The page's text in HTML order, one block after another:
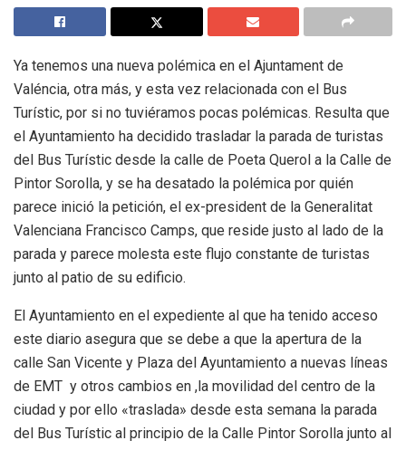
Ya tenemos una nueva polémica en el Ajuntament de
Valéncia, otra más, y esta vez relacionada con el Bus
Turístic, por si no tuviéramos pocas polémicas. Resulta que
el Ayuntamiento ha decidido trasladar la parada de turistas
del Bus Turístic desde la calle de Poeta Querol a la Calle de
Pintor Sorolla, y se ha desatado la polémica por quién
parece inició la petición, el ex-president de la Generalitat
Valenciana Francisco Camps, que reside justo al lado de la
parada y parece molesta este flujo constante de turistas
junto al patio de su edificio.
El Ayuntamiento en el expediente al que ha tenido acceso
este diario asegura que se debe a que la apertura de la
calle San Vicente y Plaza del Ayuntamiento a nuevas líneas
de EMT y otros cambios en ,la movilidad del centro de la
ciudad y por ello «traslada» desde esta semana la parada
del Bus Turístic al principio de la Calle Pintor Sorolla junto al